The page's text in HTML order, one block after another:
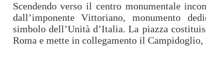
Scendendo verso il centro monumentale
dall’imponente Vittoriano, monumento
simbolo dell’Unità d’Italia. La piazza
Roma e mette in collegamento il